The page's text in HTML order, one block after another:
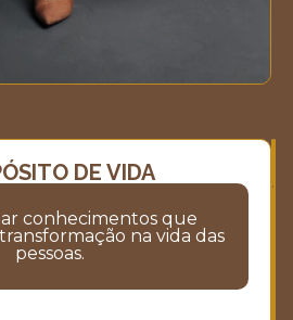
DE VIDA
conhecimentos que
na vida das
pessoas.